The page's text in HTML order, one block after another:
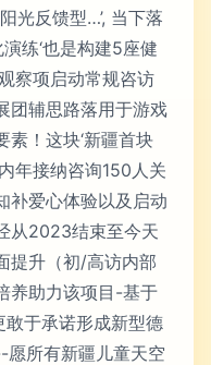
光反馈型…’, 当下落
练‘也是构建5座健
察项启动常规咨访
团辅思路落用于游戏
！这块‘新疆首块
年接纳咨询150人关
补爱心体验以及启动
从2023结束至今天
提升（初/高访内部
养助力该项目-基于
于承诺形成新型德
所有新疆儿童天空